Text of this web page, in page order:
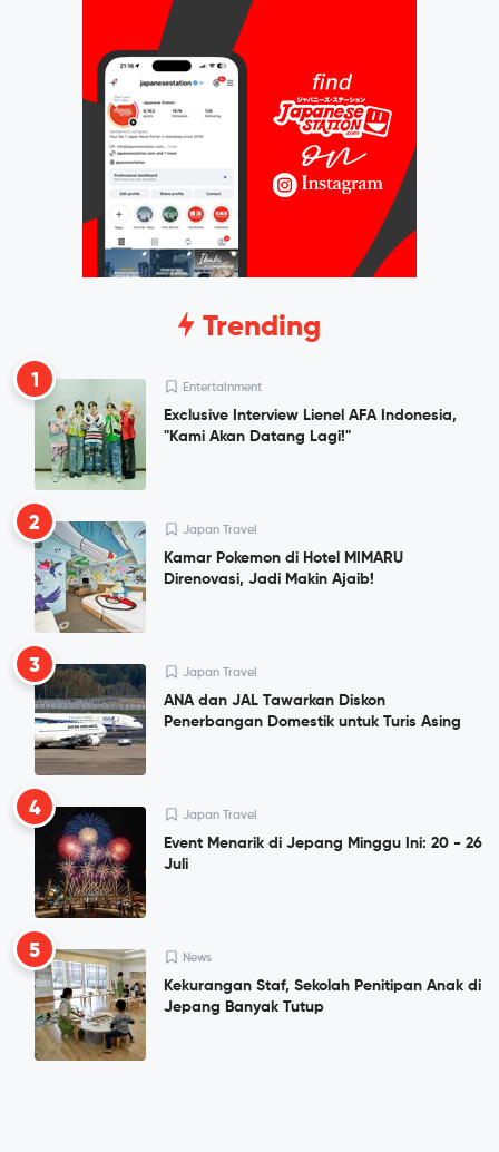
Trending
1 Entertainment
Exclusive Interview Lienel AFA Indonesia,
"Kami Akan Datang Lagi!"
2 Japan Travel
Kamar Pokemon di Hotel MIMARU
Direnovasi, Jadi Makin Ajaib!
3 Japan Travel
ANA dan JAL Tawarkan Diskon
Penerbangan Domestik untuk Turis Asing
4 Japan Travel
Event Menarik di Jepang Minggu Ini: 20 - 26
Juli
5 News
Kekurangan Staf, Sekolah Penitipan Anak di
Jepang Banyak Tutup